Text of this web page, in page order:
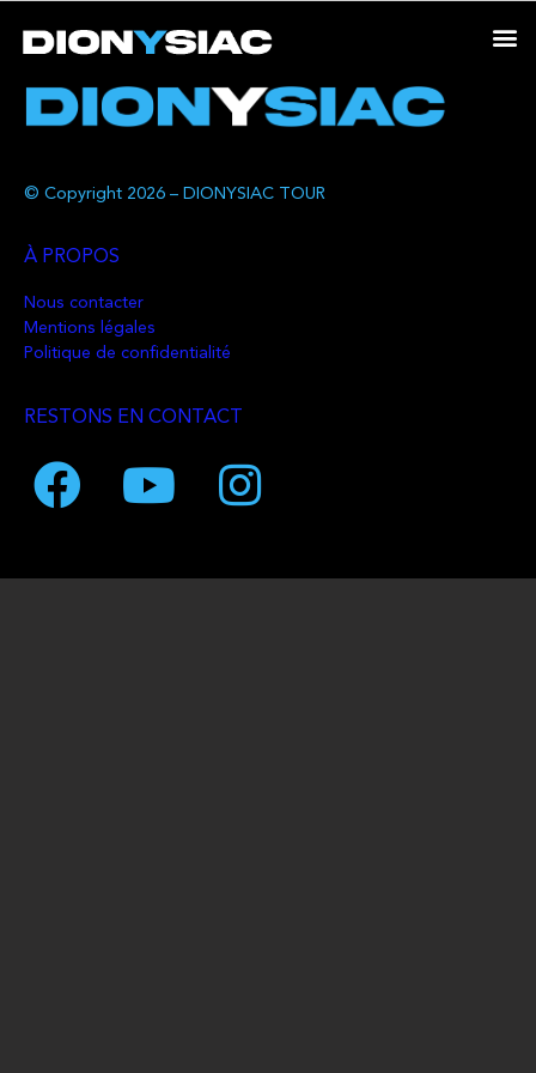
© Copyright 2026 – DIONYSIAC TOUR
À PROPOS
Nous contacter
Mentions légales
Politique de confidentialité
RESTONS EN CONTACT